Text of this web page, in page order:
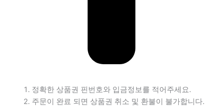
정확한 상품권 핀번호와 입금정보를 적어주세요.
주문이 완료 되면 상품권 취소 및 환불이 불가합니다.